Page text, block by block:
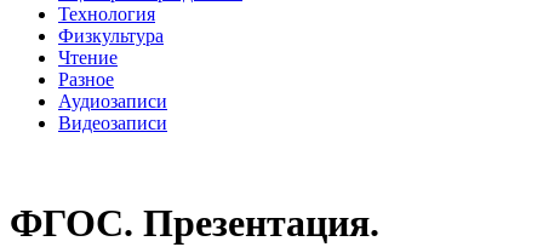
Технология
Физкультура
Чтение
Разное
Аудиозаписи
Видеозаписи
ФГОС. Презентация.